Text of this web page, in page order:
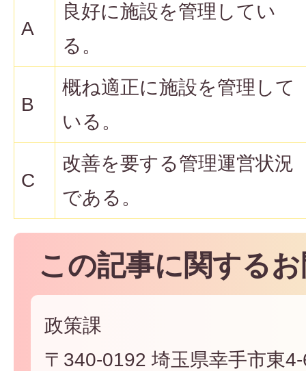
A
良好に施設を管理してい
る。
B
概ね適正に施設を管理して
いる。
C
改善を要する管理運営状況
である。
この記事に関する
政策課
〒340-0192 埼玉県幸手市東